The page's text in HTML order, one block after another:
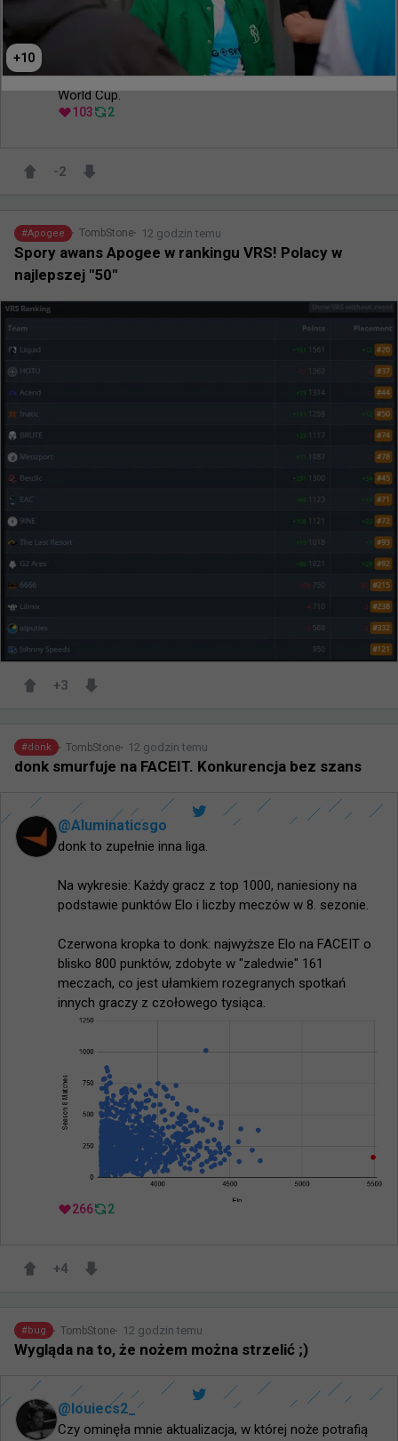
Teraz od nas zależy, aby dopracować każdy
najmniejszy detal, poprawić szczegóły techniczne i w
pełni przygotować się na Paryż. Przed nami mnóstwo
pracy. Do zobaczenia w kwalifikacjach do Esports
World Cup.
103 2
-2
#Apogee TombStone 12 godzin temu
Spory awans Apogee w rankingu VRS! Polacy w
najlepszej "50"
+3
#donk TombStone 12 godzin temu
donk smurfuje na FACEIT. Konkurencja bez szans
@Aluminaticsgo
donk to zupełnie inna liga.
Na wykresie: Każdy gracz z top 1000, naniesiony na
podstawie punktów Elo i liczby meczów w 8. sezonie.
Czerwona kropka to donk: najwyższe Elo na FACEIT o
blisko 800 punktów, zdobyte w "zaledwie" 161
meczach, co jest ułamkiem rozegranych spotkań
innych graczy z czołowego tysiąca.
266 2
+4
#bug TombStone 12 godzin temu
Wygląda na to, że nożem można strzelić ;)
@ louiecs2_
Czy ominęła mnie aktualizacja, w której noże potrafią
+10